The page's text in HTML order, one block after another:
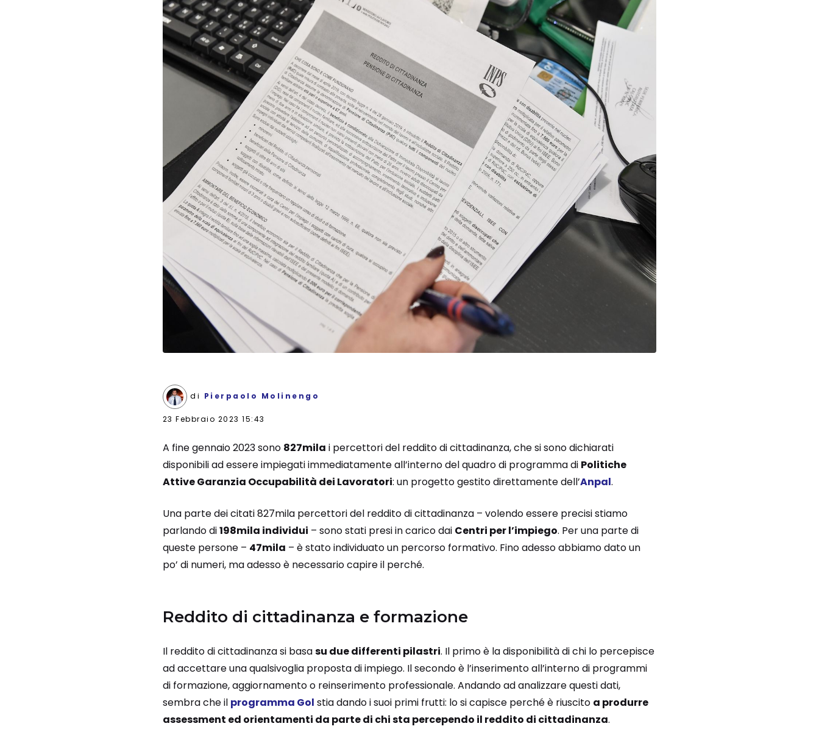
di Pierpaolo Molinengo
23 Febbraio 2023 15:43
A fine gennaio 2023 sono 827mila i percettori del reddito di cittadinanza, che si sono dichiarati
disponibili ad essere impiegati immediatamente all’interno del quadro di programma di Politiche
Attive Garanzia Occupabilità dei Lavoratori: un progetto gestito direttamente dell’Anpal.
Una parte dei citati 827mila percettori del reddito di cittadinanza – volendo essere precisi stiamo
parlando di198mila individui – sono stati presi in carico dai Centri per l’impiego. Per una parte di
queste persone – 47mila – è stato individuato un percorso formativo. Fino adesso abbiamo dato un
po’ di numeri, ma adesso è necessario capire il perché.
Reddito di cittadinanza e formazione
Il reddito di cittadinanza si basasu due differenti pilastri. Il primo è la disponibilità di chi lo percepisce
ad accettare una qualsivoglia proposta di impiego. Il secondo è l’inserimento all’interno di programmi
di formazione, aggiornamento o reinserimento professionale. Andando ad analizzare questi dati,
sembra che il programma Gol stia dando i suoi primi frutti: lo si capisce perché è riuscito a produrre
assessment ed orientamenti da parte di chi sta percependo il reddito di cittadinanza.